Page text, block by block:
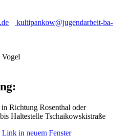
kultipankow@jugendarbeit-ba-
Richtung Rosenthal oder
Haltestelle Tschaikowskistraße